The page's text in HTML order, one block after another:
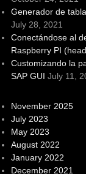
Generador de
July 28, 2021
Conectándose al
Raspberry PI
Customizando la
SAP GUI July 11,
November 2025
July 2023
May 2023
August 2022
January 2022
December 2021